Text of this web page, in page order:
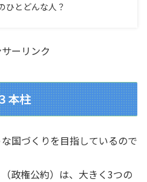
網羅しています。
ひとどんな人？
ーリンク
本柱
国づくりを目指しているので
政権公約）は、大きく3つの